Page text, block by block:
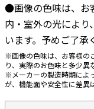
●画像の色味は、お
内・室外の光によ
います。予めご了承
※画像の色味は、お客様の
り、実際のお色味と多少異
※メーカーの製造時期によ
が、機能面や安全性に差異